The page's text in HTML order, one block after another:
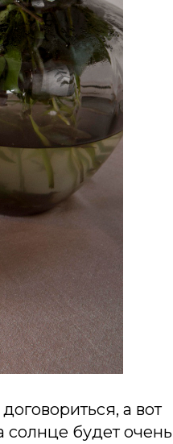
а вот
солнце будет очень